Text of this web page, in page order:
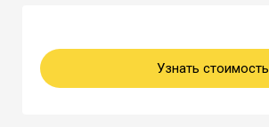
Узнать стоимость